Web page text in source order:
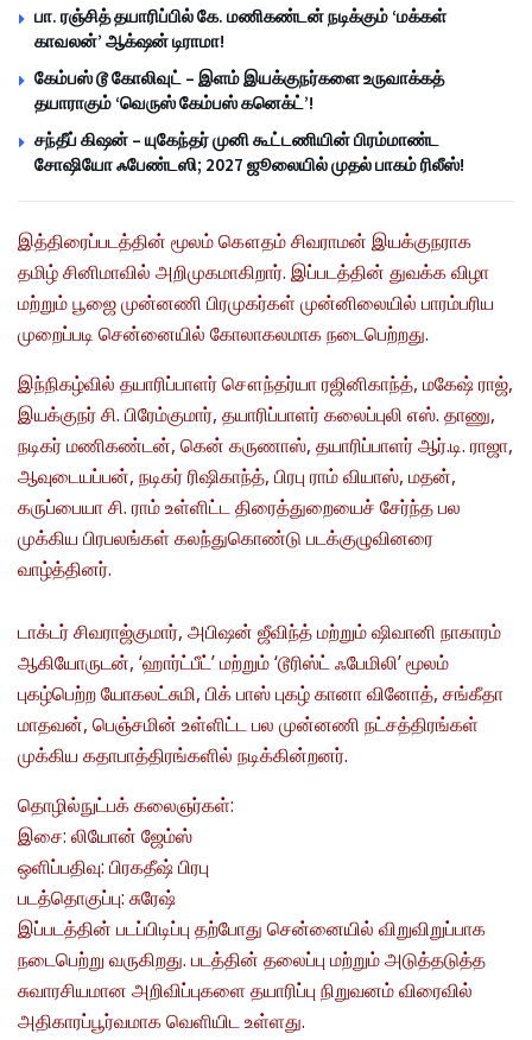
பா. ரஞ்சித் தயாரிப்பில் கே. மணிகண்டன் நடிக்கும் ‘மக்கள்
காவலன்’ ஆக்‌ஷன் டிராமா!
கேம்பஸ் டூ கோலிவுட் – இளம் இயக்குநர்களை உருவாக்கத்
தயாராகும் ‘வெருஸ் கேம்பஸ் கனெக்ட்’!
சந்தீப் கிஷன் – யுகேந்தர் முனி கூட்டணியின் பிரம்மாண்ட
சோஷியோ ஃபேண்டஸி; 2027 ஜூலையில் முதல் பாகம் ரிலீஸ்!
இத்திரைப்படத்தின் மூலம் கௌதம் சிவராமன்‌ இயக்குநராக
தமிழ் சினிமாவில் அறிமுகமாகிறார். இப்படத்தின் துவக்க விழா
மற்றும் பூஜை முன்னணி பிரமுகர்கள் முன்னிலையில் பாரம்பரிய
முறைப்படி சென்னையில் கோலாகலமாக நடைபெற்றது.
இந்நிகழ்வில் தயாரிப்பாளர் சௌந்தர்யா ரஜினிகாந்த், மகேஷ் ராஜ்,
இயக்குநர் சி. பிரேம்குமார், தயாரிப்பாளர் கலைப்புலி எஸ். தாணு,
நடிகர் மணிகண்டன், கென் கருணாஸ், தயாரிப்பாளர் ஆர்.டி. ராஜா,
ஆவுடையப்பன், நடிகர் ரிஷிகாந்த், பிரபு ராம் வியாஸ், மதன்,
கருப்பையா சி. ராம் உள்ளிட்ட திரைத்துறையைச் சேர்ந்த பல
முக்கிய பிரபலங்கள் கலந்துகொண்டு படக்குழுவினரை
வாழ்த்தினர்.
டாக்டர் சிவராஜ்குமார், அபிஷன் ஜீவிந்த் மற்றும் ஷிவானி நாகாரம்
ஆகியோருடன், ‘ஹார்ட்பீட்’ மற்றும் ‘டூரிஸ்ட் ஃபேமிலி’ மூலம்
புகழ்பெற்ற யோகலட்சுமி, பிக் பாஸ் புகழ் கானா வினோத், சங்கீதா
மாதவன், பெஞ்சமின் உள்ளிட்ட பல முன்னணி நட்சத்திரங்கள்
முக்கிய கதாபாத்திரங்களில் நடிக்கின்றனர்.
தொழில்நுட்பக் கலைஞர்கள்:
இசை: லியோன் ஜேம்ஸ்
ஒளிப்பதிவு: பிரகதீஷ் பிரபு
படத்தொகுப்பு: சுரேஷ்
இப்படத்தின் படப்பிடிப்பு தற்போது சென்னையில் விறுவிறுப்பாக
நடைபெற்று வருகிறது. படத்தின் தலைப்பு மற்றும் அடுத்தடுத்த
சுவாரசியமான அறிவிப்புகளை தயாரிப்பு நிறுவனம் விரைவில்
அதிகாரப்பூர்வமாக வெளியிட உள்ளது.